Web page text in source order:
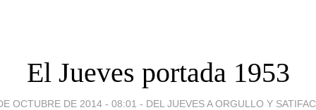
El Jueves portada 1953
OCTUBRE DE 2014 - 08:01 - DEL JUEVES A ORGULLO Y